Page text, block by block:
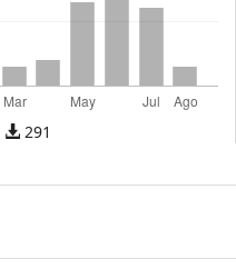
291